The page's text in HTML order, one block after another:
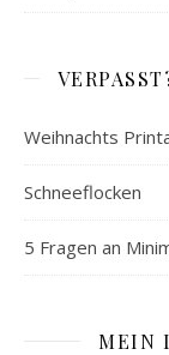
Weihnachts
Schneeflocken
5 Fragen an
MEIN